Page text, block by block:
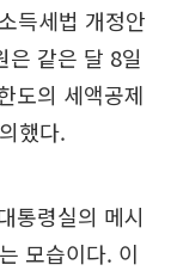
득세법 개정안
은 같은 달 8일
도의 세액공제
했다.
통령실의 메시
모습이다. 이